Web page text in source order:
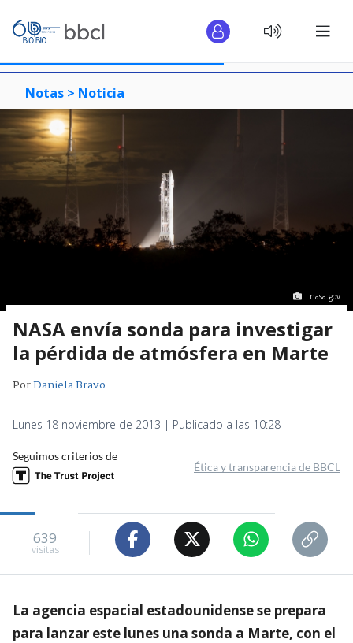
Notas > Noticia
nasa.gov
NASA envía sonda para investigar
la pérdida de atmósfera en Marte
PorDaniela Bravo
Lunes 18 noviembre de 2013 | Publicado a las 10:28
Seguimos criterios de
Ética y transparencia de BBCL
639
visitas
La agencia espacial estadounidense se prepara
para lanzar este lunes una sonda a Marte, con el